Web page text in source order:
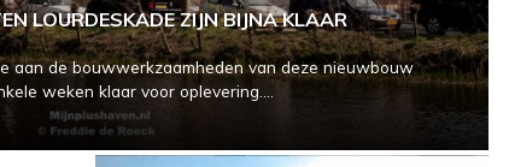
LOURDESKADE ZIJN BIJNA KLAAR
aan de bouwwerkzaamheden van deze nieuwbouw
weken klaar voor oplevering....